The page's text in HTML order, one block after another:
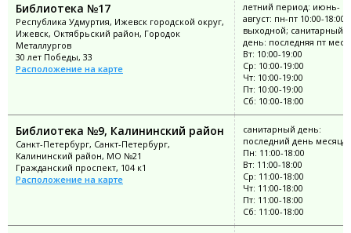
Библиотека №17
Республика Удмуртия, Ижевск городской округ,
Ижевск, Октябрьский район, Городок
Металлургов
30 лет Победы, 33
Расположение на карте
летний период: июнь-
август: пн-пт 10:00-18:00;
выходной; санитарный
день: последняя пт
Вт: 10:00-19:00
Ср: 10:00-19:00
Чт: 10:00-19:00
Пт: 10:00-19:00
Сб: 10:00-18:00
Библиотека №9, Калининский район
Санкт-Петербург, Санкт-Петербург,
Калининский район, МО №21
Гражданский проспект, 104 к1
Расположение на карте
санитарный день:
последний день месяца
Пн: 11:00-18:00
Вт: 11:00-18:00
Ср: 11:00-18:00
Чт: 11:00-18:00
Пт: 11:00-18:00
Сб: 11:00-18:00